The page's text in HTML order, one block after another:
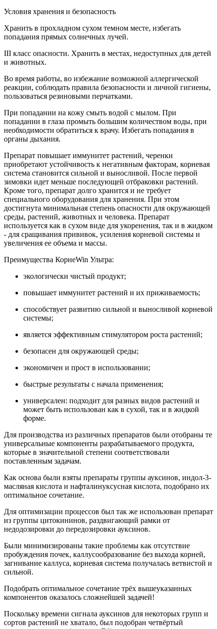
Условия хранения и безопасность
Хранить в прохладном сухом темном месте, избегать
попадания прямых солнечных лучей.
III класс опасности. Хранить в местах, недоступных для детей
и животных.
Во время работы, во избежание возможной аллергической
реакции, соблюдать правила безопасности и личной гигиены,
пользоваться резиновыми перчатками.
При попадании на кожу смыть водой с мылом. При
попадании в глаза промыть большим количеством воды, при
необходимости обратиться к врачу. Избегать попадания в
органы дыхания.
Препарат повышает иммунитет растений, черенки
приобретают устойчивость к негативным факторам, корневая
система становится сильной и выносливой. После первой
зимовки идет меньше последующей отбраковки растений.
Кроме того, препарат долго хранится и не требует
специального оборудования для хранения. При этом
достигнута минимальная степень опасности для окружающей
среды, растений, животных и человека. Препарат
используется как в сухом виде для укоренения, так и в жидком
- для сращивания прививок, усиления корневой системы и
увеличения ее объема и массы.
Преимущества КорнеWin Ультра:
экологически чистый продукт;
повышает иммунитет растений и их приживаемость;
способствует развитию сильной и выносливой корневой
системы;
является эффективным стимулятором роста растений;
безопасен для окружающей среды;
экономичен и прост в использовании;
быстрые результаты с начала применения;
универсален: подходит для разных видов растений и
может быть использован как в сухой, так и в жидкой
форме.
Для производства из различных препаратов были отобраны те
универсальные компоненты разрабатываемого продукта,
которые в значительной степени соответствовали
поставленным задачам.
Как основа были взяты препараты группы ауксинов, индол-3-
масляная кислота и нафталинуксусная кислота, подобрано их
оптимальное сочетание.
Для оптимизации процессов был так же использован препарат
из группы цитокининов, раздвигающий рамки от
недодозировки до передозировки ауксинов.
Были минимизированы такие проблемы как отсутствие
пробуждения почек, каллусообразование без выхода корней,
загнивание каллуса, корневая система получалась ветвистой и
сильной.
Подобрать оптимальное сочетание трёх вышеуказанных
компонентов оказалось сложнейшей задачей!
Поскольку времени сигнала ауксинов для некоторых групп и
сортов растений не хватало, был подобран четвёртый